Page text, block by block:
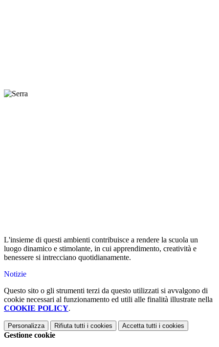
L'insieme di questi ambienti contribuisce a rendere la scuola un
luogo dinamico e stimolante, in cui apprendimento, creatività e
benessere si intrecciano quotidianamente.
Notizie
Questo sito o gli strumenti terzi da questo utilizzati si avvalgono di
cookie necessari al funzionamento ed utili alle finalità illustrate nella
COOKIE POLICY.
Personalizza Rifiuta tutti i cookies Accetta tutti i cookies
Gestione cookie